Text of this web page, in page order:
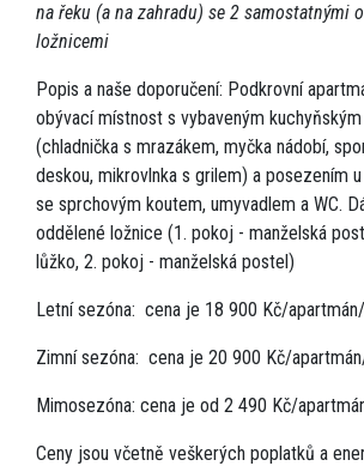
na řeku (a na zahradu) se 2 samostatnými
ložnicemi
Popis a naše doporučení: Podkrovní
obývací místnost s vybaveným
(chladnička s mrazákem, myčka nádobí,
deskou, mikrovlnka s grilem) a posezením
se sprchovým koutem, umyvadlem a WC.
oddělené ložnice (1. pokoj - manželská
lůžko, 2. pokoj - manželská postel)
Letní sezóna: cena je 18 900 Kč/
Zimní sezóna: cena je 20 900 Kč/
Mimosezóna: cena je od 2 490 Kč/
Ceny jsou včetně veškerých poplatků a